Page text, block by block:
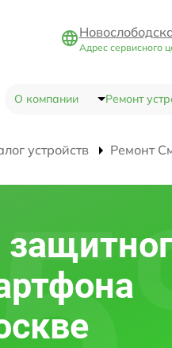
Адрес сервисного
О компании Ремонт
устройств Ремонт